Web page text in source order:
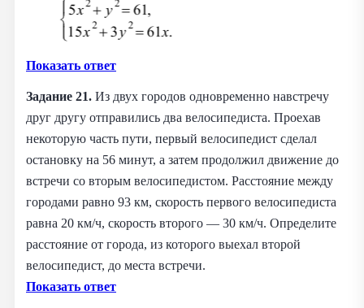
Показать ответ
Задание 21. Из двух городов одновременно навстречу
друг другу отправились два велосипедиста. Проехав
некоторую часть пути, первый велосипедист сделал
остановку на 56 минут, а затем продолжил движение до
встречи со вторым велосипедистом. Расстояние между
городами равно 93 км, скорость первого велосипедиста
равна 20 км/ч, скорость второго — 30 км/ч. Определите
расстояние от города, из которого выехал второй
велосипедист, до места встречи.
Показать ответ